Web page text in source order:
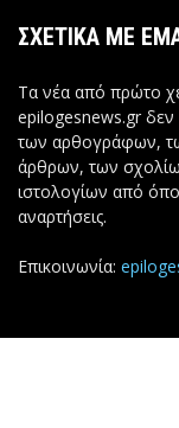
ΣΧΕΤΙΚΆ ΜΕ
Τα νέα από πρώτο
epilogesnews.gr δεν
των αρθογράφων,
άρθρων, των
ιστολογίων από
αναρτήσεις.
Επικοινωνία: